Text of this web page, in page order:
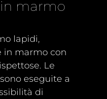
marmo
lapidi,
in marmo con
Le
eseguite a
di